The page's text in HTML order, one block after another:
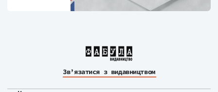
Зв’язатися з видавництвом